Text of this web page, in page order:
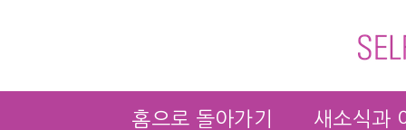
홈으로 돌아가기 새소식과